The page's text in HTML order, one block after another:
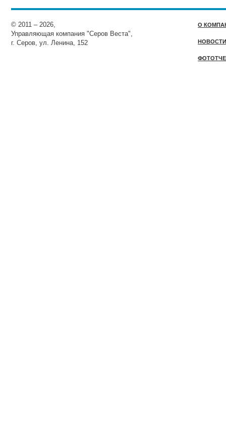
© 2011 – 2026,
Управляющая компания "Серов Веста",
г. Серов, ул. Ленина, 152
О
НОВОСТИ